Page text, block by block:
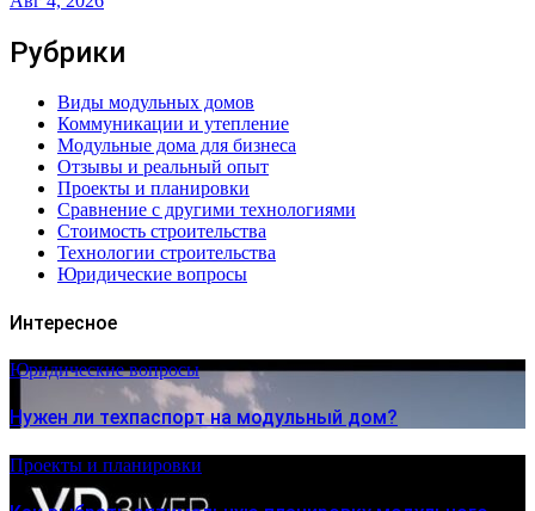
Рубрики
Виды модульных домов
Коммуникации и утепление
Модульные дома для бизнеса
Отзывы и реальный опыт
Проекты и планировки
Сравнение с другими технологиями
Стоимость строительства
Технологии строительства
Юридические вопросы
Интересное
Юридические вопросы
Нужен ли техпаспорт на модульный дом?
Проекты и планировки